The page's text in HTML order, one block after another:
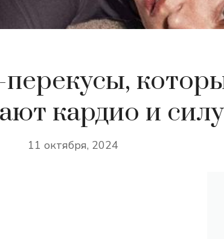
кардио и силу
11 октября, 2024